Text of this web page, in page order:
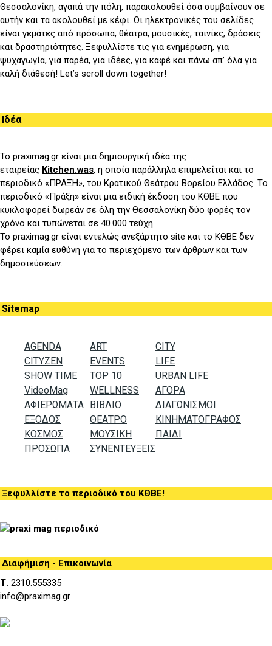
Θεσσαλονίκη, αγαπά την πόλη, παρακολουθεί όσα συμβαίνουν σε
αυτήν και τα ακολουθεί με κέφι. Οι ηλεκτρονικές του σελίδες
είναι γεμάτες από πρόσωπα, θέατρα, μουσικές, ταινίες, δράσεις
και δραστηριότητες. Ξεφυλλίστε τις για ενημέρωση, για
ψυχαγωγία, για παρέα, για ιδέες, για καφέ και πάνω απ’ όλα για
καλή διάθεσή! Let’s scroll down together!
Ιδέα
Το praximag.gr είναι μια δημιουργική ιδέα της
εταιρείας Kitchen.was, η οποία παράλληλα επιμελείται και το
περιοδικό «ΠΡΑΞΗ», του Kρατικού Θεάτρου Βορείου Ελλάδος. Το
περιοδικό «Πράξη» είναι μια ειδική έκδοση του ΚΘΒΕ που
κυκλοφορεί δωρεάν σε όλη την Θεσσαλονίκη δύο φορές τον
χρόνο και τυπώνεται σε 40.000 τεύχη.
Το praximag.gr είναι εντελώς ανεξάρτητο site και το ΚΘΒΕ δεν
φέρει καμία ευθύνη για το περιεχόμενο των άρθρων και των
δημοσιεύσεων.
Sitemap
AGENDA ART
CITY
CITYZEN
EVENTS
LIFE
SHOW TIME
TOP 10
URBAN LIFE
VideoMag
WELLNESS
ΑΓΟΡΑ
ΑΦΙΕΡΩΜΑΤΑ ΒΙΒΛΙΟ
ΔΙΑΓΩΝΙΣΜΟΙ
ΕΞΟΔΟΣ
ΘΕΑΤΡΟ
ΚΙΝΗΜΑΤΟΓΡΑΦΟΣ
ΚΟΣΜΟΣ
ΜΟΥΣΙΚΗ
ΠΑΙΔΙ
ΠΡΟΣΩΠΑ
ΣΥΝΕΝΤΕΥΞΕΙΣ
Ξεφυλλίστε το περιοδικό του ΚΘΒΕ!
Διαφήμιση - Επικοινωνία
Τ. 2310.555335
info@praximag.gr